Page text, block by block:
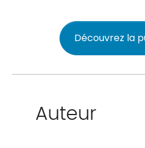
Découvrez la
Auteur